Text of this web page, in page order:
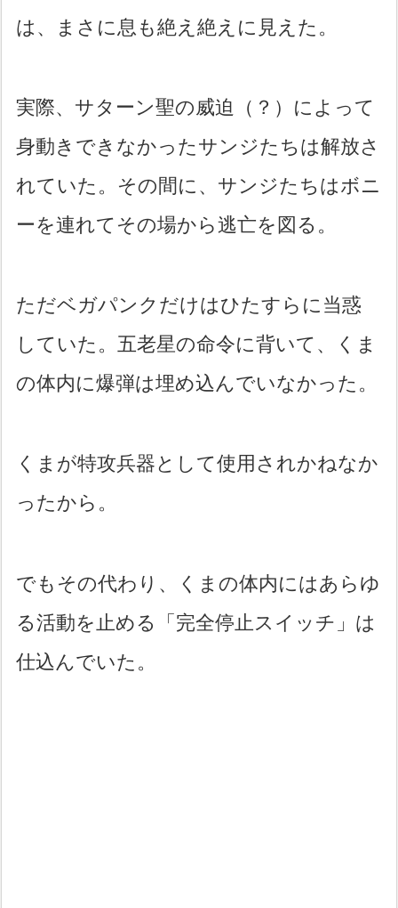
は、まさに息も絶え絶えに見えた。
実際、サターン聖の威迫（？）によって
身動きできなかったサンジたちは解放さ
れていた。その間に、サンジたちはボニ
ーを連れてその場から逃亡を図る。
ただベガパンクだけはひたすらに当惑
していた。五老星の命令に背いて、くま
の体内に爆弾は埋め込んでいなかった。
くまが特攻兵器として使用されかねなか
ったから。
でもその代わり、くまの体内にはあらゆ
る活動を止める「完全停止スイッチ」は
仕込んでいた。